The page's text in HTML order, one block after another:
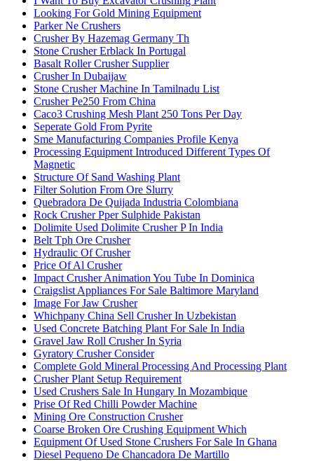
Looking For Gold Mining Equipment
Parker Ne Crushers
Crusher By Hazemag Germany Th
Stone Crusher Erblack In Portugal
Basalt Roller Crusher Supplier
Crusher In Dubaijaw
Stone Crusher Machine In Tamilnadu List
Crusher Pe250 From China
Caco3 Crushing Mesh Plant 250 Tons Per Day
Seperate Gold From Pyrite
Sme Manufacturing Companies Profile Kenya
Processing Equipment Introduced Different Types Of
Magnetic
Structure Of Sand Washing Plant
Filter Solution From Ore Slurry
Quebradora De Quijada Industria Colombiana
Rock Crusher Pper Sulphide Pakistan
Dolimite Used Dolimite Crusher P In India
Belt Tph Ore Crusher
Hydraulic Of Crusher
Price Of Al Crusher
Impact Crusher Animation You Tube In Dominica
Craigslist Appliances For Sale Baltimore Maryland
Image For Jaw Crusher
Whichpany China Sell Crusher In Uzbekistan
Used Concrete Batching Plant For Sale In India
Gravel Jaw Roll Crusher In Syria
Gyratory Crusher Consider
Complete Gold Mineral Processing And Processing Plant
Crusher Plant Setup Requirement
Used Crushers Sale In Hungary In Mozambique
Prise Of Red Chilli Powder Machine
Mining Ore Construction Crusher
Coarse Broken Ore Crushing Equipment Which
Equipment Of Used Stone Crushers For Sale In Ghana
Diesel Pequeno De Chancadora De Martillo